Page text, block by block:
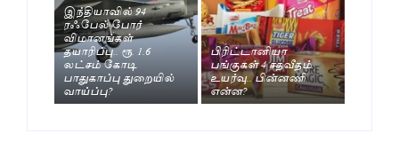
இந்தியாவில் 94
ரஃபேல் போர்
விமானங்கள்
தயாரிப்பு.. ரூ. 1.6
லட்சம் கோடி
பாதுகாப்பு துறையில்
வாய்ப்பு?
பிரிட்டானியா
பங்குகள் 4 சதவீதம்
உயர்வு.. பின்னணி
என்ன?